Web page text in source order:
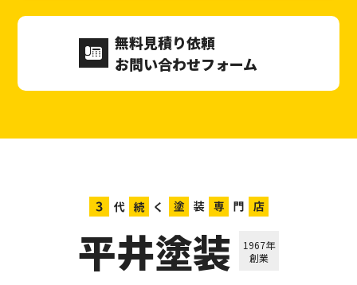
無料見積り依頼
お問い合わせフォーム
平井塗装
1967年
創業